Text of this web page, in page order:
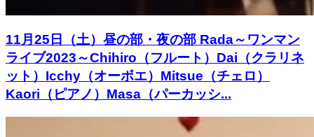
11月25日（土）昼の部・夜の部 Rada～ワンマン
ライブ2023～Chihiro（フルート）Dai（クラリネ
ット）Icchy（オーボエ）Mitsue（チェロ）
Kaori（ピアノ）Masa（パーカッシ...